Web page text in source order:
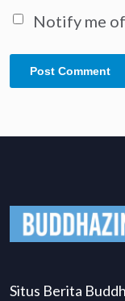
Notify me
Situs Berita